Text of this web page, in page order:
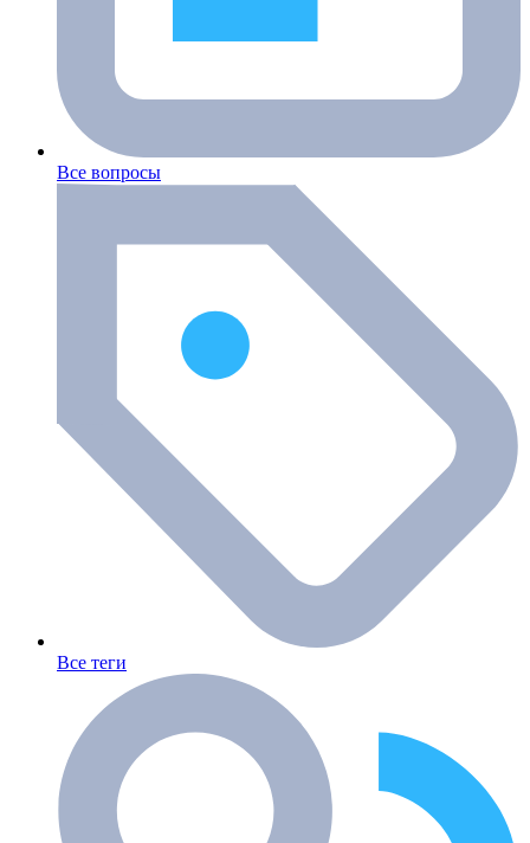
Все вопросы
Все теги